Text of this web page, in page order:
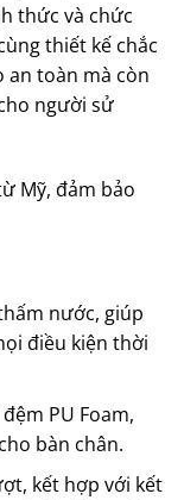
thức và chức
thiết kế chắc
an toàn mà còn
người sử
Mỹ, đảm bảo
nước, giúp
điều kiện thời
PU Foam,
bàn chân.
kết hợp với kết